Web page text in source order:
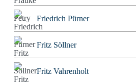
Friedrich Pürner
Fritz Söllner
Fritz Vahrenholt